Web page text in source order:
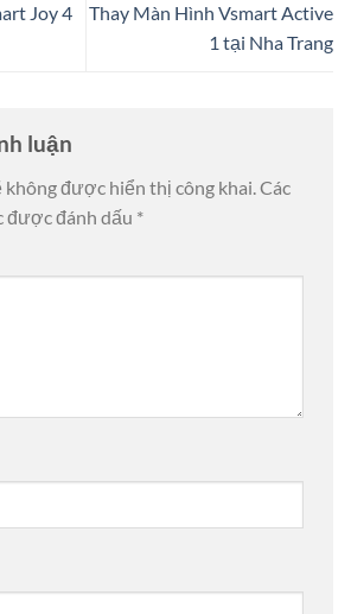
Joy 4
Thay Màn Hình Vsmart Active
1 tại Nha Trang
luận
không được hiển thị công khai.Các
đánh dấu *